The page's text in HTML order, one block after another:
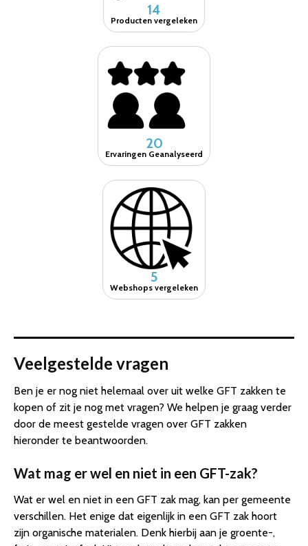
14
Producten vergeleken
20
Ervaringen Geanalyseerd
5
Webshops vergeleken
Veelgestelde vragen
Ben je er nog niet helemaal over uit welke GFT zakken te
kopen of zit je nog met vragen? We helpen je graag verder
door de meest gestelde vragen over GFT zakken
hieronder te beantwoorden.
Wat mag er wel en niet in een GFT-zak?
Wat er wel en niet in een GFT zak mag, kan per gemeente
verschillen. Het enige dat eigenlijk in een GFT zak hoort
zijn organische materialen. Denk hierbij aan je groente-,